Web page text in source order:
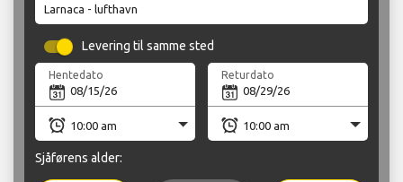
Levering til samme sted
Hentedato Returdato
Sjåførens alder: